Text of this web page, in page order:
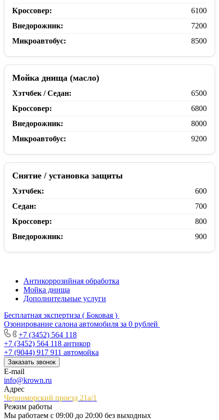
Кроссовер:
6100
Внедорожник:
7200
Микроавтобус:
8500
Мойка днища (масло)
Хэтчбек / Седан:
6500
Кроссовер:
6800
Внедорожник:
8000
Микроавтобус:
9200
Снятие / установка защиты
Хэтчбек:
600
Седан:
700
Кроссовер:
800
Внедорожник:
900
Антикоррозийная обработка
Мойка днища
Дополнительные услуги
Бесплатная экспертиза ( Боковая )
Озонирование салона автомобиля за 0 рублей
+7 (3452) 564 118
+7 (3452) 564 118 антикор
+7 (9044) 917 911 автомойка
Заказать звонок
E-mail
info@krown.ru
Адрес
Черноморский проезд 21а/1
Режим работы
Мы работаем с 09:00 до 20:00 без выходных